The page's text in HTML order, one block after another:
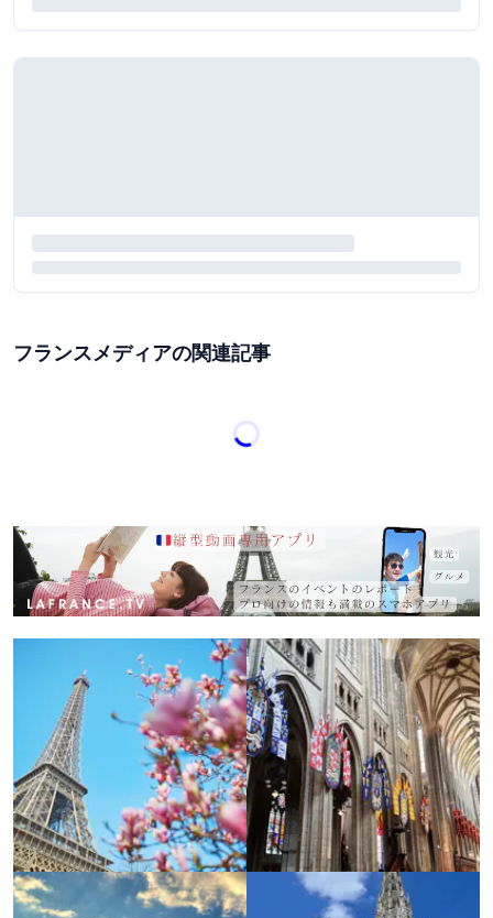
フランスメディアの関連記事